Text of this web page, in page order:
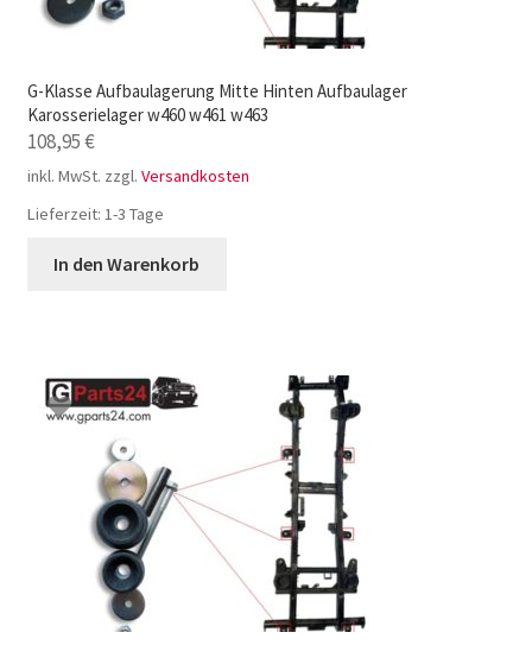
G-Klasse Aufbaulagerung Mitte Hinten Aufbaulager
Karosserielager w460 w461 w463
108,95€
inkl. MwSt. zzgl. Versandkosten
Lieferzeit: 1-3 Tage
In den Warenkorb